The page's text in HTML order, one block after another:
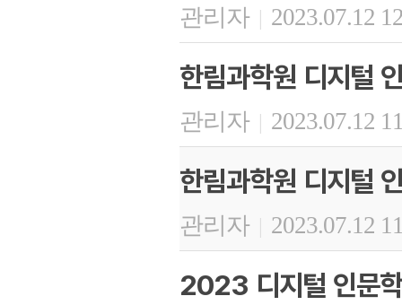
관리자 | 2023.07.12
한림과학원 디지털
관리자 | 2023.07.12
한림과학원 디지털
관리자 | 2023.07.12
2023 디지털 인문